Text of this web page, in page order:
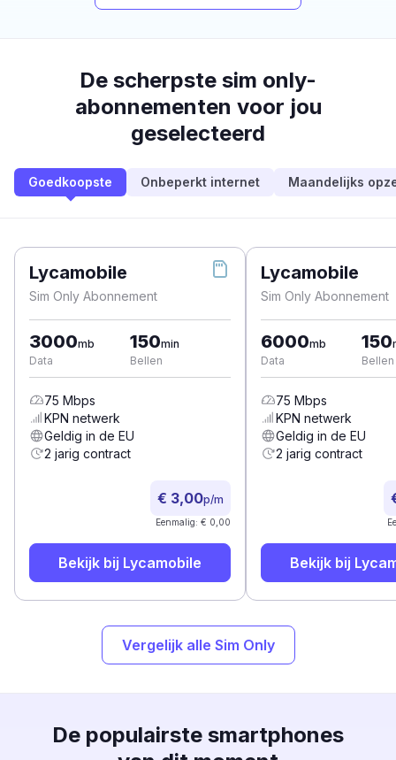
De scherpste sim only-
abonnementen voor jou
geselecteerd
Goedkoopste Onbeperkt internet Maandelijks
Lycamobile
Sim Only Abonnement
3000mb
Data
150min
Bellen
75 Mbps
KPN netwerk
Geldig in de EU
2 jarig contract
€ 3,00p/m
Eenmalig: € 0,00
Bekijk bij Lycamobile
Lycamobile
Sim Only Abonnement
6000mb
Data
150
Bellen
75 Mbps
KPN netwerk
Geldig in de EU
2 jarig contract
Bekijk bij
Vergelijk alle Sim Only
De populairste smartphones